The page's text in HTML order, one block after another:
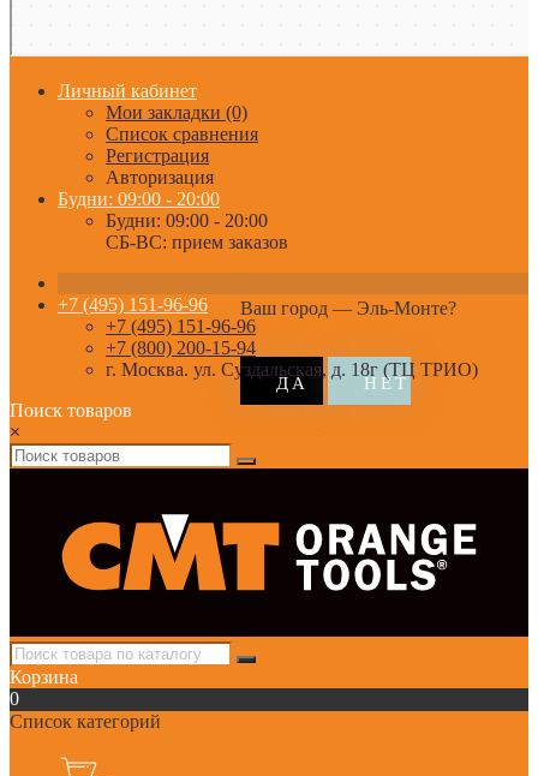
Личный кабинет
Мои закладки (0)
Список сравнения
Регистрация
Авторизация
Будни: 09:00 - 20:00
Будни: 09:00 - 20:00
СБ-ВС: прием заказов
Ваш город — Эль-Монте?
+7 (495) 151-96-96
+7 (495) 151-96-96
+7 (800) 200-15-94
г. Москва. ул. Суздальская, д. 18г (ТЦ ТРИО)
Поиск товаров
×
Корзина
0
Список категорий